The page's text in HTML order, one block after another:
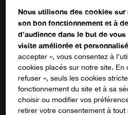
Ce champ n’est utilisé qu’à des
validation et devrait rester
S'inscrire à
Suivez-nous sur les réseaux !
Nous utilisons des cookies
son bon fonctionnement et à
d'audience dans le but de
visite améliorée et
accepter », vous consentez à
cookies placés sur notre site. En
refuser », seuls les cookies
fonctionnement du site et à sa
choisir ou modifier vos
retirer votre consentement à